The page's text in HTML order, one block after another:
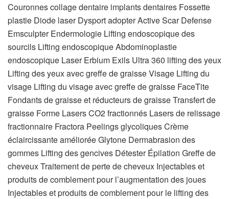
Couronnes collage dentaire implants dentaires Fossette
plastie Diode laser Dysport adopter Active Scar Defense
Emsculpter Endermologie Lifting endoscopique des
sourcils Lifting endoscopique Abdominoplastie
endoscopique Laser Erbium Exils Ultra 360 lifting des yeux
Lifting des yeux avec greffe de graisse Visage Lifting du
visage Lifting du visage avec greffe de graisse FaceTite
Fondants de graisse et réducteurs de graisse Transfert de
graisse Forme Lasers CO2 fractionnés Lasers de relissage
fractionnaire Fractora Peelings glycoliques Crème
éclaircissante améliorée Glytone Dermabrasion des
gommes Lifting des gencives Détester Épilation Greffe de
cheveux Traitement de perte de cheveux Injectables et
produits de comblement pour l’augmentation des joues
Injectables et produits de comblement pour le lifting des